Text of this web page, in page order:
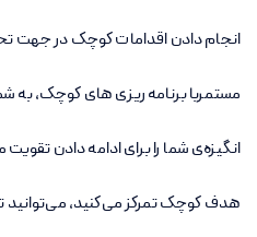
انجام دادن اقدامات کوچک در جهت
مستمربا برنامه ریزی های کوچک،
انگیزه‌ی شما را برای ادامه دادن
هدف کوچک تمرکز می‌کنید، می‌توانید